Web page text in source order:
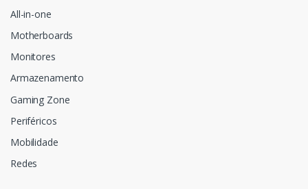
All-in-one
Motherboards
Monitores
Armazenamento
Gaming Zone
Periféricos
Mobilidade
Redes